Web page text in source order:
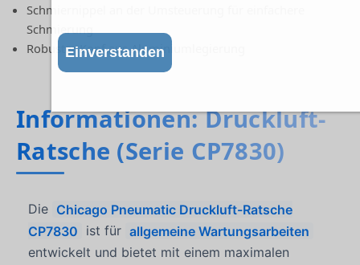
Einverstanden
Schmiernippel an der Umsteuerung für einfachere
Schmierung
Robuster Kopf aus Aluminiumlegierung
Informationen: Druckluft-
Ratsche (Serie CP7830)
Die Chicago Pneumatic Druckluft-Ratsche
CP7830 ist für allgemeine Wartungsarbeiten
entwickelt und bietet mit einem maximalen